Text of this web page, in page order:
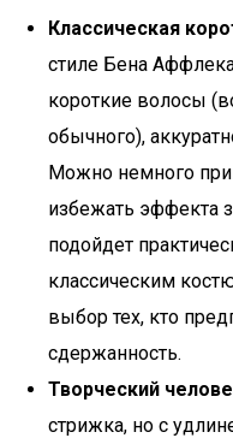
Классическая
стиле Бена
короткие волосы
обычного),
Можно немного
избежать эффекта
подойдет
классическим
выбор тех, кто
сдержанность.
Творческий
стрижка, но с